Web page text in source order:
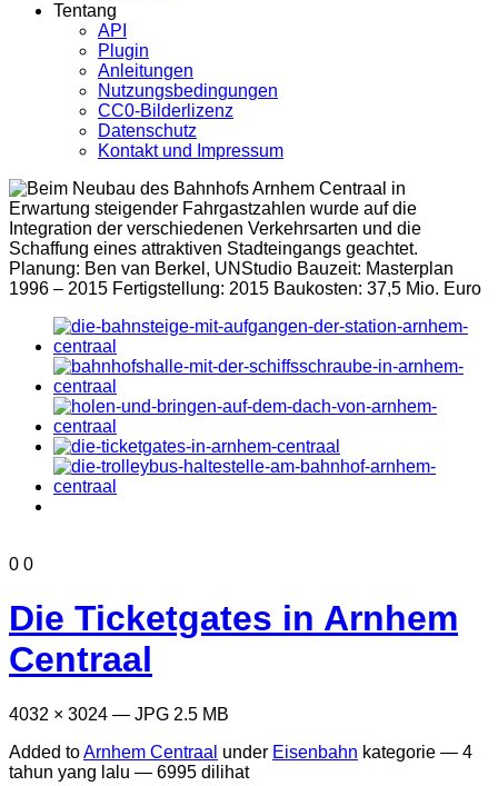
Tentang
API
Plugin
Anleitungen
Nutzungsbedingungen
CC0-Bilderlizenz
Datenschutz
Kontakt und Impressum
0 0
Die Ticketgates in Arnhem
Centraal
4032 × 3024 — JPG 2.5 MB
Added toArnhem Centraal under Eisenbahn kategorie — 4
tahun yang lalu — 6995 dilihat